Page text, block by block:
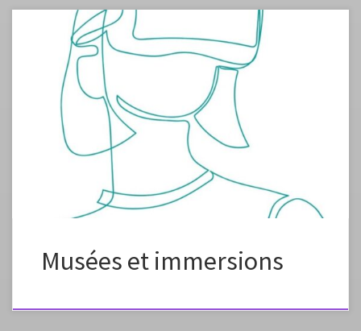
La collaboration de deux enseignants en arts plastiques :
Madame Agnès Cabillic – IAN – et Monsieur Cédric Salin – CMI – a
favorisé la naissance d’un projet novateur au sein de l’académie de
Mayotte. Sous l’impulsion de MadameCatherine Barré-Juhel – IA-IPR
en arts plastiques – et de Monsieur Aurélien Dupouey-Delezay – DRAAC
– ce projet vise […]
Musées et immersions